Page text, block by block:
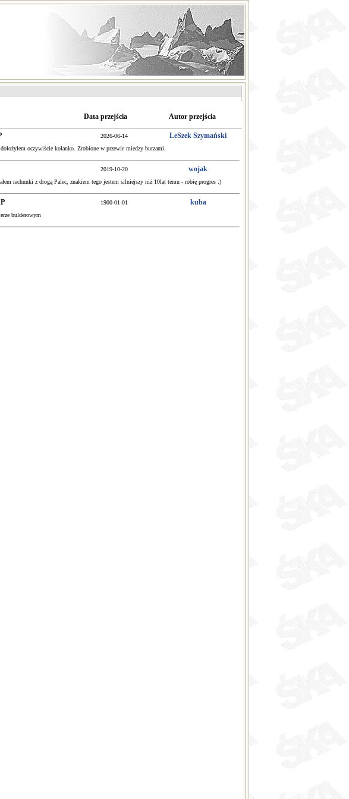
Data przejścia Autor przejścia
2026-06-14 LeSzek Szymański
oczywiście kolanko. Zrobione w przewie miedzy burzami.
2019-10-20 wojak
rachunki z drogą Palec, znakiem tego jestem silniejszy niż 10lat temu - robię progres :)
1900-01-01 kuba
bulderowym